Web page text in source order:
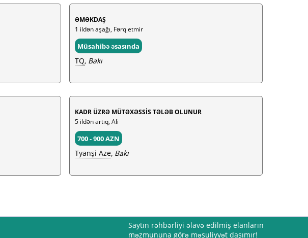
ƏMƏKDAŞ
1 ildən aşağı, Fərq etmir
Müsahibə əsasında
TQ, Bakı
KADR ÜZRƏ MÜTƏXƏSSİS TƏLƏB OLUNUR
5 ildən artıq, Ali
700 - 900 AZN
Tyanşi Aze, Bakı
Saytın rəhbərliyi əlavə edilmiş elanların
məzmununa görə məsuliyyət daşımır!